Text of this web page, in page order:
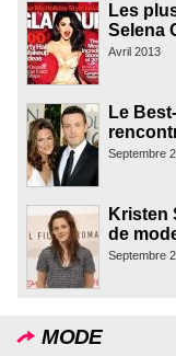
Les
Selena
Avril 2013
Le
Septembre
Kristen
de
Septembre
MODE